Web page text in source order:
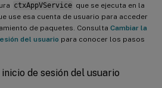
ctxAppVService que se ejecuta en la
use esa cuenta de usuario para acceder
de paquetes. Consulta Cambiar la
del usuario para conocer los pasos
de sesión del usuario